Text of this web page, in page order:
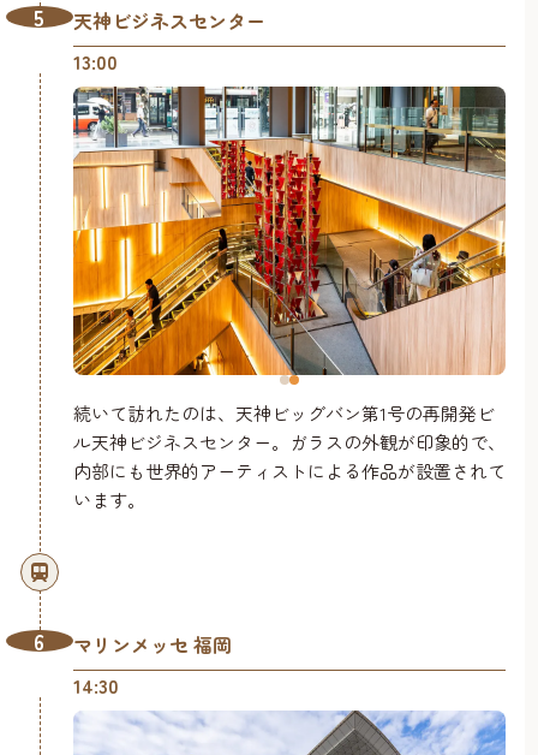
5
天神ビジネスセンター
13:00
続いて訪れたのは、天神ビッグバン第1号の再開発ビ
ル天神ビジネスセンター。ガラスの外観が印象的で、
内部にも世界的アーティストによる作品が設置されて
います。
6
マリンメッセ 福岡
14:30